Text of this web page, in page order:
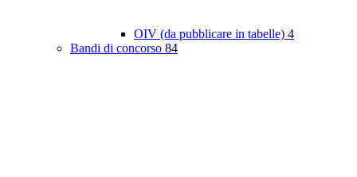
OIV (da pubblicare in tabelle) 4
Bandi di concorso 84